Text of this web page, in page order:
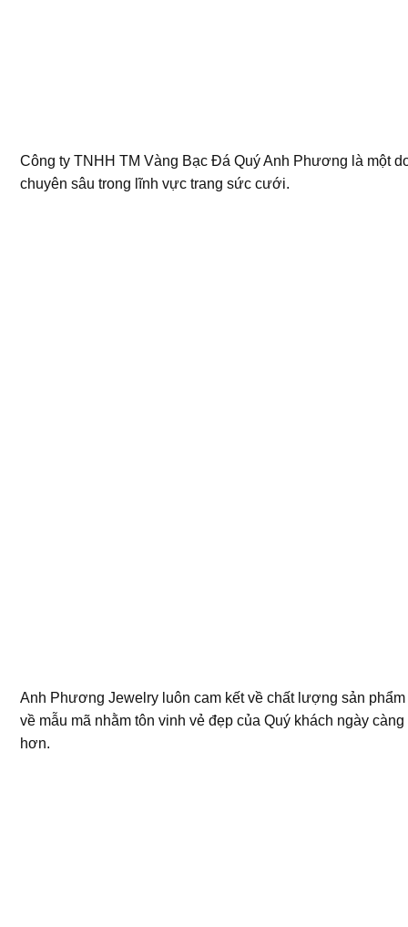
Công ty TNHH TM Vàng Bạc Đá Quý Anh Phương là một
chuyên sâu trong lĩnh vực trang sức cưới.
Anh Phương Jewelry luôn cam kết về chất lượng sản
về mẫu mã nhằm tôn vinh vẻ đẹp của Quý khách ngày
hơn.